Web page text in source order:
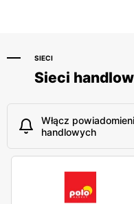
SIECI
Sieci
Włącz
handlowych